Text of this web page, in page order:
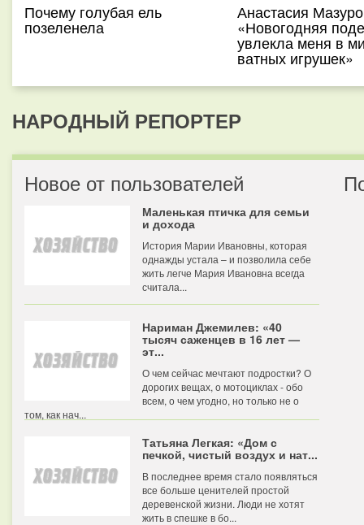
Почему голубая ель
позеленела
Анастасия
«Новогодняя
увлекла меня в
ватных игрушек»
НАРОДНЫЙ РЕПОРТЕР
Новое от пользователей
Маленькая птичка для семьи
и дохода
История Марии Ивановны, которая
однажды устала – и позволила себе
жить легче Мария Ивановна всегда
считала...
Нариман Джемилев: «40
тысяч саженцев в 16 лет —
эт...
О чем сейчас мечтают подростки? О
дорогих вещах, о мотоциклах - обо
всем, о чем угодно, но только не о
том, как нач...
Татьяна Легкая: «Дом с
печкой, чистый воздух и нат...
В последнее время стало появляться
все больше ценителей простой
деревенской жизни. Люди не хотят
жить в спешке в бо...